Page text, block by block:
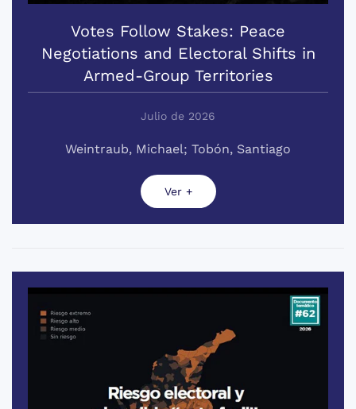
Votes Follow Stakes: Peace
Negotiations and Electoral Shifts in
Armed-Group Territories
Julio de 2026
Weintraub, Michael; Tobón, Santiago
Ver +